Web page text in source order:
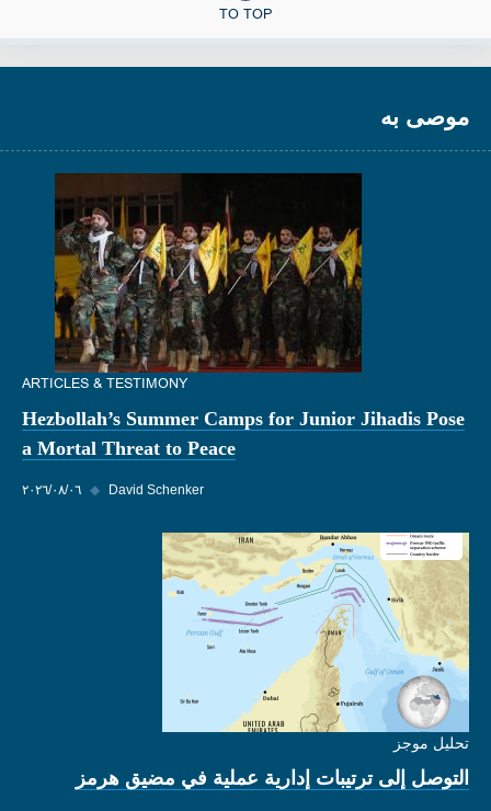
TO TOP
موصى به
ARTICLES & TESTIMONY
Hezbollah’s Summer Camps for Junior Jihadis Pose
a Mortal Threat to Peace
٠٦‏/٠٨‏/٢٠٢٦ ◆ David Schenker
تحليل موجز
التوصل إلى ترتيبات إدارية عملية في مضيق هرمز